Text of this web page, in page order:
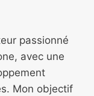
passionné
avec une
Mon objectif